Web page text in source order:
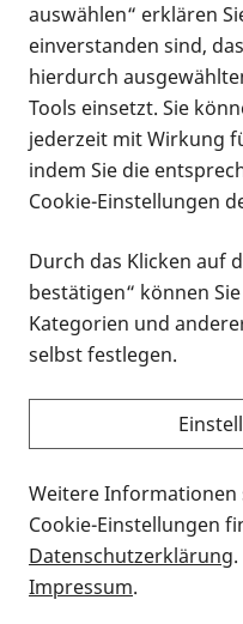
Infomaterial
Infomaterial
Vorlesen
Alle
Formaten an einem
Sie möchten wissen,
suchen und dieses
können? Schauen Sie
Thema Infomaterial
für blinde und
Auf dieser Seite finden
auswählen“ erklären
einverstanden sind,
hierdurch
Tools einsetzt. Sie
jederzeit mit Wirkung
indem Sie die
Cookie-Einstellungen
Durch das Klicken auf
bestätigen“ können
Kategorien und
selbst festlegen.
Weitere Informationen
Cookie-Einstellungen
Datenschutzerklärung
Impressum.